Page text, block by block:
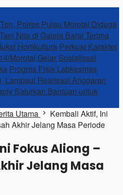
Polres Pulau Morotai Diduga
Nita di Galela Barat Terima
Hortikultura Perkuat Karakter
Morotai Gelar Sosialisasi
Progres Fisik Labkesmas
Lampaui Realisasi Anggaran
Salurkan Bantuan untuk
Utama
Kembali Aktif, Ini
Akhir Jelang Masa Periode
Fokus Aliong –
Jelang Masa